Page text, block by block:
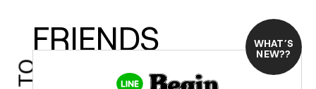
WHAT’S
NEW??
FRIENDS